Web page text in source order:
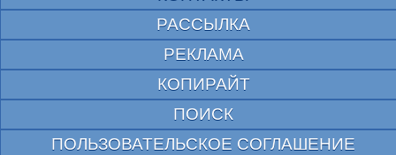
РАССЫЛКА
РЕКЛАМА
КОПИРАЙТ
ПОИСК
ПОЛЬЗОВАТЕЛЬСКОЕ СОГЛАШЕНИЕ